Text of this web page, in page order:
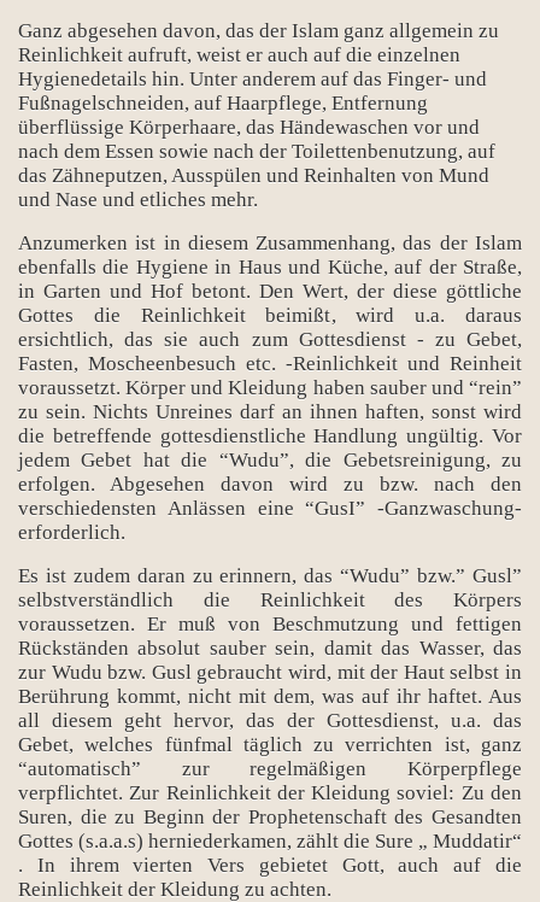
Ganz abgesehen davon, das der Islam ganz allgemein zu
Reinlichkeit aufruft, weist er auch auf die einzelnen
Hygienedetails hin. Unter anderem auf das Finger- und
Fußnagelschneiden, auf Haarpflege, Entfernung
überflüssige Körperhaare, das Händewaschen vor und
nach dem Essen sowie nach der Toilettenbenutzung, auf
das Zähneputzen, Ausspülen und Reinhalten von Mund
und Nase und etliches mehr.
Anzumerken ist in diesem Zusammenhang, das der Islam
ebenfalls die Hygiene in Haus und Küche, auf der Straße,
in Garten und Hof betont. Den Wert, der diese göttliche
Gottes die Reinlichkeit beimißt, wird u.a. daraus
ersichtlich, das sie auch zum Gottesdienst - zu Gebet,
Fasten, Moscheenbesuch etc. -Reinlichkeit und Reinheit
voraussetzt. Körper und Kleidung haben sauber und “rein”
zu sein. Nichts Unreines darf an ihnen haften, sonst wird
die betreffende gottesdienstliche Handlung ungültig. Vor
jedem Gebet hat die “Wudu”, die Gebetsreinigung, zu
erfolgen. Abgesehen davon wird zu bzw. nach den
verschiedensten Anlässen eine “GusI” -Ganzwaschung-
erforderlich.
Es ist zudem daran zu erinnern, das “Wudu” bzw.” Gusl”
selbstverständlich die Reinlichkeit des Körpers
voraussetzen. Er muß von Beschmutzung und fettigen
Rückständen absolut sauber sein, damit das Wasser, das
zur Wudu bzw. Gusl gebraucht wird, mit der Haut selbst in
Berührung kommt, nicht mit dem, was auf ihr haftet. Aus
all diesem geht hervor, das der Gottesdienst, u.a. das
Gebet, welches fünfmal täglich zu verrichten ist, ganz
“automatisch” zur regelmäßigen Körperpflege
verpflichtet. Zur Reinlichkeit der Kleidung soviel: Zu den
Suren, die zu Beginn der Prophetenschaft des Gesandten
Gottes (s.a.a.s) herniederkamen, zählt die Sure „ Muddatir“
. In ihrem vierten Vers gebietet Gott, auch auf die
Reinlichkeit der Kleidung zu achten.